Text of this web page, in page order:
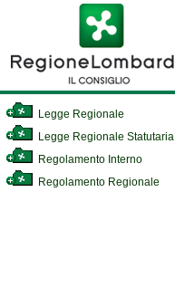
Legge Regionale
Legge Regionale Statutaria
Regolamento Interno
Regolamento Regionale